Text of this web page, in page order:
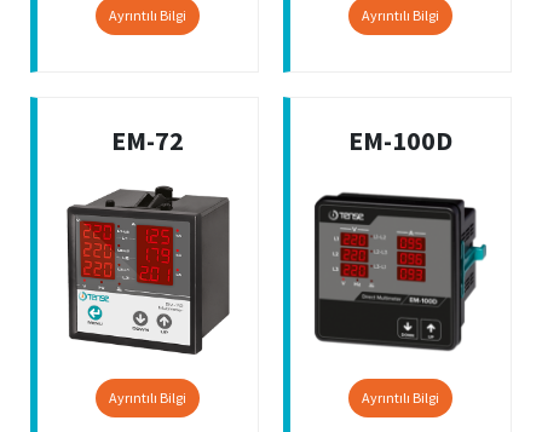
Ayrıntılı Bilgi Ayrıntılı Bilgi
EM-72
Ayrıntılı Bilgi
EM-100D
Ayrıntılı Bilgi